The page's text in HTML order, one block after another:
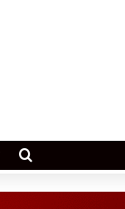
Search for